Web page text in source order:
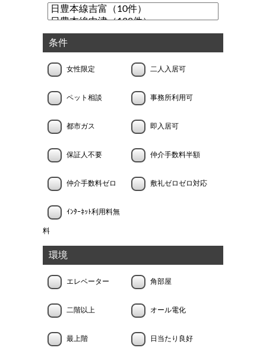
条件
女性限定 二人入居可
ペット相談 事務所利用可
都市ガス 即入居可
保証人不要 仲介手数料半額
仲介手数料ゼロ 敷礼ゼロゼロ対応
ｲﾝﾀｰﾈｯﾄ利用料無
料
環境
エレベーター 角部屋
二階以上 オール電化
最上階 日当たり良好